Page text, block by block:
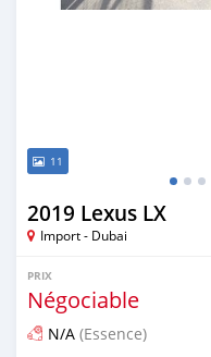
11
2019 Lexus LX
Import - Dubai
PRIX
Négociable
N/A (Essence)